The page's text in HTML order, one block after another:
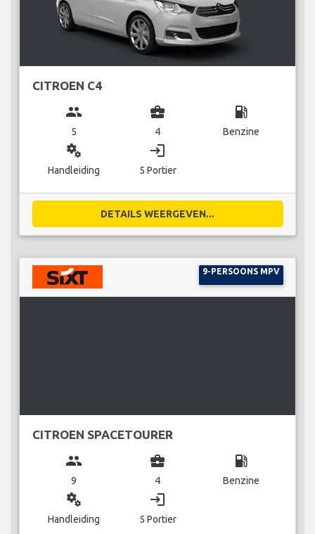
CITROEN C4
group
5
business_center
4
local_gas_station
Benzine
miscellaneous_services
Handleiding
login
5 Portier
DETAILS WEERGEVEN...
9-PERSOONS MPV
CITROEN SPACETOURER
group
9
business_center
4
local_gas_station
Benzine
miscellaneous_services
Handleiding
login
5 Portier